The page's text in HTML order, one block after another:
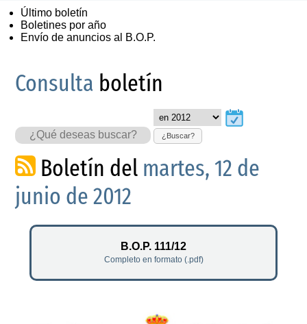
Último boletín
Boletines por año
Envío de anuncios al B.O.P.
Consulta boletín
¿Buscar?
Boletín del martes, 12 de
junio de 2012
B.O.P. 111/12
Completo en formato (.pdf)